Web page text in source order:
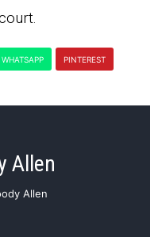
WHATSAPP PINTEREST
Allen
Allen